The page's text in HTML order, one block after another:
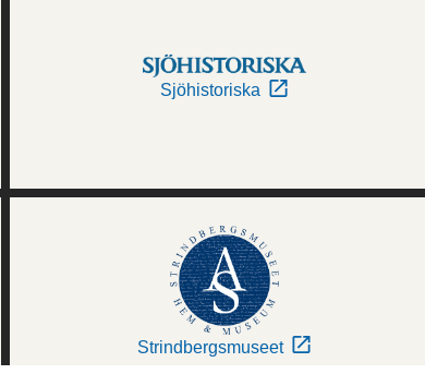
Sjöhistoriska
Strindbergsmuseet